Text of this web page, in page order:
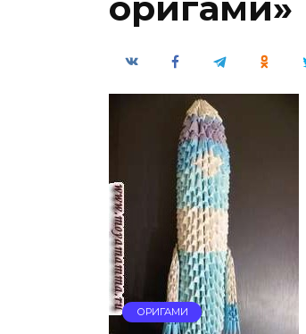
ОРИГАМИ